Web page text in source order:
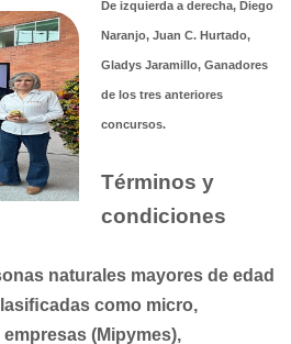
De izquierda a derecha, Diego
Naranjo, Juan C. Hurtado,
Gladys Jaramillo, Ganadores
de los tres anteriores
concursos.
Términos y
condiciones
naturales mayores de edad
como micro,
(Mipymes),